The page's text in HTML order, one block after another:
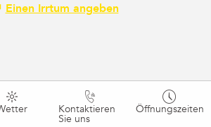
Einen Irrtum angeben
Kontaktieren
Sie uns
Öffnungszeiten